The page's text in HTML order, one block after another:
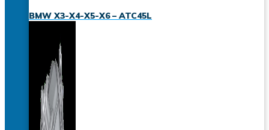
BMW X3-X4-X5-X6 – ATC45L